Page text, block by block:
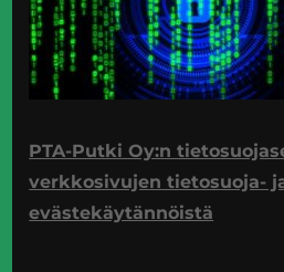
PTA-Putki Oy:n
verkkosivujen tietosuoja-
evästekäytännöistä